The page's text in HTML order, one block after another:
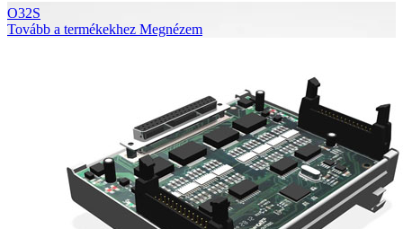
O32S
Tovább a termékekhez Megnézem